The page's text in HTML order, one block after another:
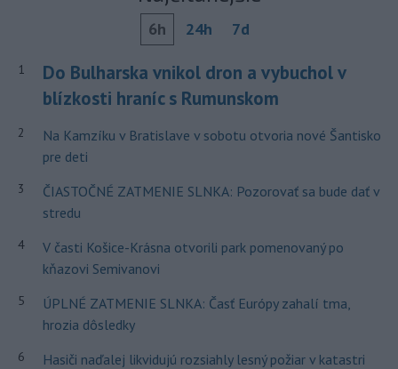
6h 24h 7d
1
Do Bulharska vnikol dron a vybuchol v
blízkosti hraníc s Rumunskom
2
Na Kamzíku v Bratislave v sobotu otvoria nové Šantisko
pre deti
3
ČIASTOČNÉ ZATMENIE SLNKA: Pozorovať sa bude dať v
stredu
4
V časti Košice-Krásna otvorili park pomenovaný po
kňazovi Semivanovi
5
ÚPLNÉ ZATMENIE SLNKA: Časť Európy zahalí tma,
hrozia dôsledky
6
Hasiči naďalej likvidujú rozsiahly lesný požiar v katastri